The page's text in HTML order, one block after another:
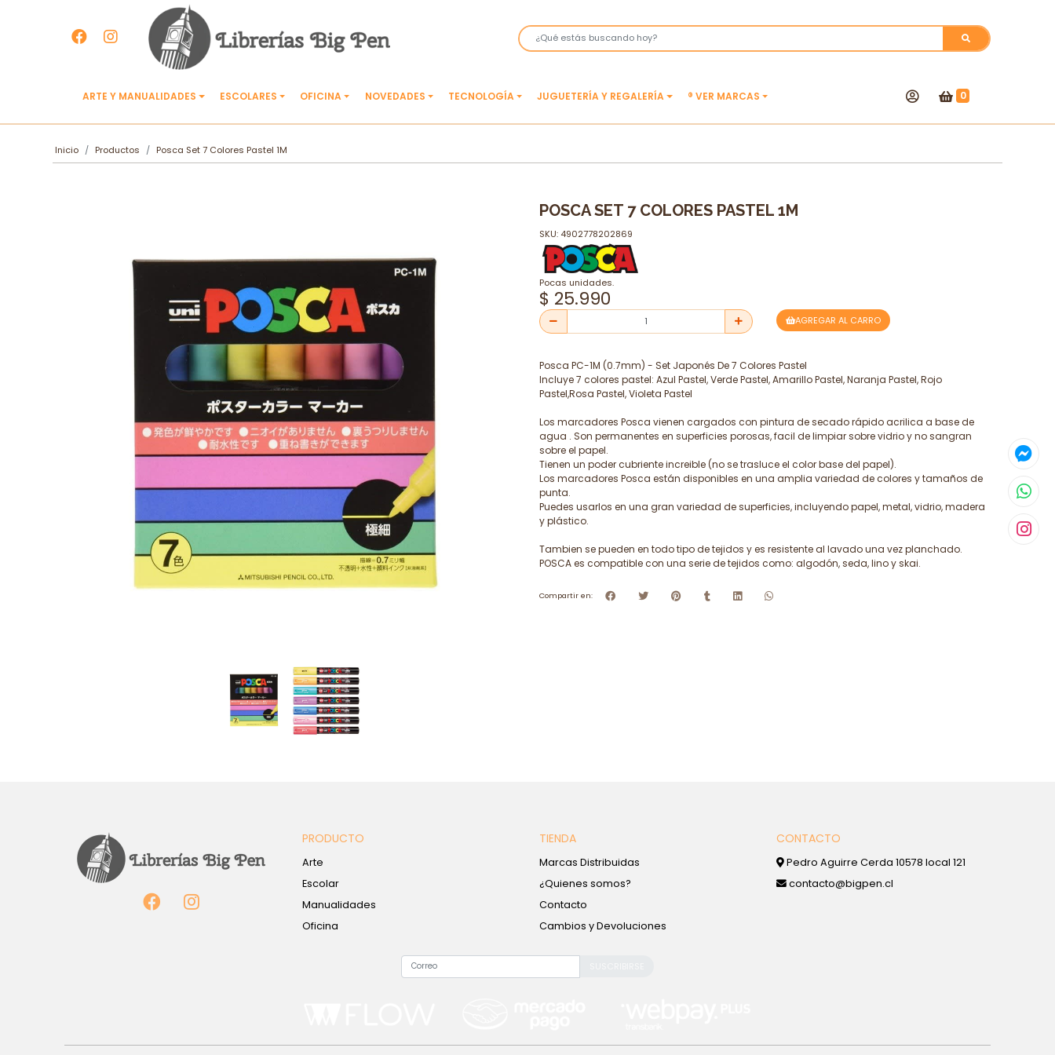
ARTE Y MANUALIDADES ESCOLARES OFICINA NOVEDADES TECNOLOGÍA JUGUETERÍA Y REGALERÍA ® VER MARCAS 0
Inicio Productos Posca Set 7 Colores Pastel 1M
POSCA SET 7 COLORES PASTEL 1M
SKU: 4902778202869
Pocas unidades.
$ 25.990
AGREGAR AL CARRO
Posca PC-1M (0.7mm) - Set Japonés De 7 Colores Pastel
Incluye 7 colores pastel: Azul Pastel, Verde Pastel, Amarillo Pastel, Naranja Pastel, Rojo
Pastel,Rosa Pastel, Violeta Pastel
Los marcadores Posca vienen cargados con pintura de secado rápido acrilica a base de
agua . Son permanentes en superficies porosas, facil de limpiar sobre vidrio y no sangran
sobre el papel.
Tienen un poder cubriente increible (no se trasluce el color base del papel).
Los marcadores Posca están disponibles en una amplia variedad de colores y tamaños de
punta.
Puedes usarlos en una gran variedad de superficies, incluyendo papel, metal, vidrio, madera
y plástico.
Tambien se pueden en todo tipo de tejidos y es resistente al lavado una vez planchado.
POSCA es compatible con una serie de tejidos como: algodón, seda, lino y skai.
Compartir en:
PRODUCTO
Arte
Escolar
Manualidades
Oficina
TIENDA
Marcas Distribuidas
¿Quienes somos?
Contacto
Cambios y Devoluciones
CONTACTO
Pedro Aguirre Cerda 10578 local 121
contacto@bigpen.cl